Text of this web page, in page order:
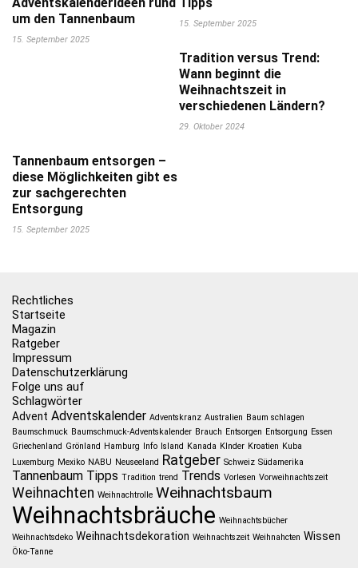
um den Tannenbaum
15. September 2025
15. September 2025
Tradition versus Trend:
Wann beginnt die
Weihnachtszeit in
verschiedenen Ländern?
29. Oktober 2024
Tannenbaum entsorgen –
diese Möglichkeiten gibt es
zur sachgerechten
Entsorgung
15. September 2025
Rechtliches
Startseite
Magazin
Ratgeber
Impressum
Datenschutzerklärung
Folge uns auf
Schlagwörter
Advent Adventskalender Adventskranz Australien Baum schlagen
Baumschmuck Baumschmuck-Adventskalender Brauch Entsorgen Entsorgung Essen
Griechenland Grönland Hamburg Info Island Kanada KInder Kroatien Kuba
Luxemburg Mexiko NABU Neuseeland Ratgeber Schweiz Südamerika
Tannenbaum Tipps Tradition trend Trends Vorlesen Vorweihnachtszeit
Weihnachten Weihnachtrolle Weihnachtsbaum
Weihnachtsbräuche Weihnachtsbücher
Weihnachtsdeko Weihnachtsdekoration Weihnachtszeit Weihnahcten Wissen
Öko-Tanne